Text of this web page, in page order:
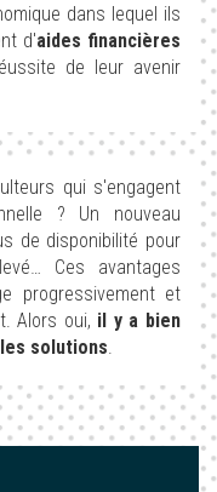
dans lequel ils
d'aides financières
de leur avenir
qui s'engagent
? Un nouveau
de disponibilité pour
Ces avantages
progressivement et
Alors oui, il y a bien
solutions